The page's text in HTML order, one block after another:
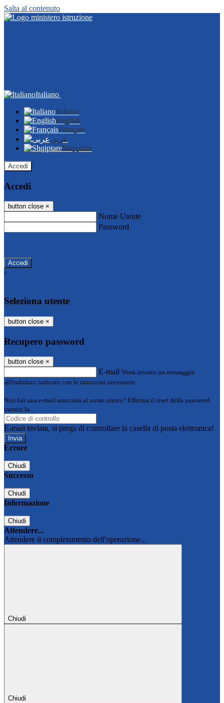
Salta al contenuto
Italiano
Italiano
English
Français
عربى
Shqiptare
Accedi
Accedi
button close ×
Nome Utente
Password
-
Seleziona utente
button close ×
Recupero password
button close ×
E-mail Verrà inviato un messaggio
all'indirizzo indicato con le istruzioni necessarie.
Non hai una e-mail associata al nome utente? Effettua il reset della password
tramite la
E-mail inviata, si prega di controllare la casella di posta elettronica!
Errore
Chiudi
Successo
Chiudi
Informazione
Chiudi
Attendere...
Attendere il completamento dell'operazione...
Chiudi
Chiudi